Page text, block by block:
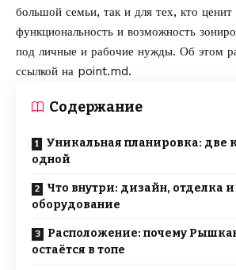
большой семьи, так и для тех, кто
функциональность и возможность
под личные и рабочие нужды. Об этом
ссылкой на point.md.
Содержание
Уникальная планировка: две
одной
Что внутри: дизайн, отделка и
оборудование
Расположение: почему
остаётся в топе